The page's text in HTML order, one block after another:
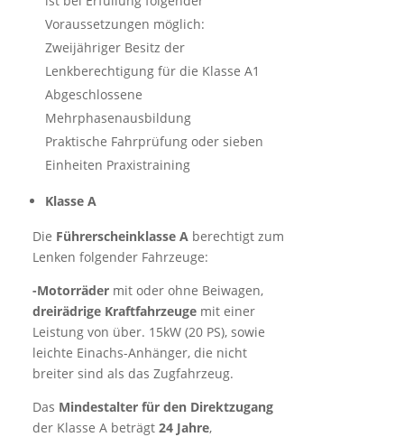
Voraussetzungen möglich:
Zweijähriger Besitz der
Lenkberechtigung für die Klasse A1
Abgeschlossene
Mehrphasenausbildung
Praktische Fahrprüfung oder sieben
Einheiten Praxistraining
Klasse A
Die Führerscheinklasse A berechtigt zum
Lenken folgender Fahrzeuge:
-Motorrädermit oder ohne Beiwagen,
dreirädrige Kraftfahrzeugemit einer
Leistung von über. 15kW (20 PS), sowie
leichte Einachs-Anhänger, die nicht
breiter sind als das Zugfahrzeug.
Das Mindestalter für den Direktzugang
der Klasse A beträgt 24 Jahre,